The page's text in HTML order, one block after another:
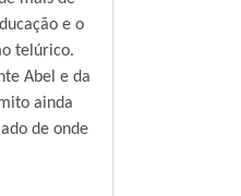
e o
telúrico.
Abel e da
ainda
de onde